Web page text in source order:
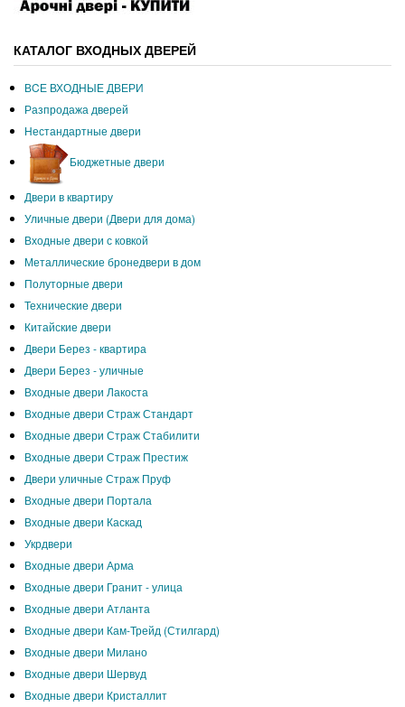
КАТАЛОГ ВХОДНЫХ ДВЕРЕЙ
ВCЕ ВХОДНЫЕ ДВЕРИ
Разпродажа дверей
Нестандартные двери
Бюджетные двери
Двери в квартиру
Уличные двери (Двери для дома)
Входные двери с ковкой
Металлические бронедвери в дом
Полуторные двери
Технические двери
Китайские двери
Двери Берез - квартира
Двери Берез - уличные
Входные двери Лакоста
Входные двери Страж Стандарт
Входные двери Страж Стабилити
Входные двери Страж Престиж
Двери уличные Страж Пруф
Входные двери Портала
Входные двери Каскад
Укрдвери
Входные двери Арма
Входные двери Гранит - улица
Входные двери Атланта
Входные двери Кам-Трейд (Стилгард)
Входные двери Милано
Входные двери Шервуд
Входные двери Кристаллит